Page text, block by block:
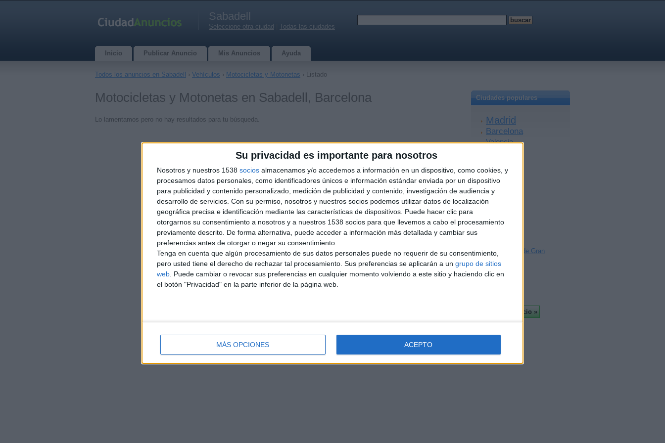
Su privacidad es importante para nosotros
Nosotros y nuestros 1538 socios almacenamos y/o accedemos a información en un dispositivo, como cookies, y
procesamos datos personales, como identificadores únicos e información estándar enviada por un dispositivo
para publicidad y contenido personalizado, medición de publicidad y contenido, investigación de audiencia y
desarrollo de servicios. Con su permiso, nosotros y nuestros socios podemos utilizar datos de localización
geográfica precisa e identificación mediante las características de dispositivos. Puede hacer clic para
otorgarnos su consentimiento a nosotros y a nuestros 1538 socios para que llevemos a cabo el procesamiento
previamente descrito. De forma alternativa, puede acceder a información más detallada y cambiar sus
preferencias antes de otorgar o negar su consentimiento.
Tenga en cuenta que algún procesamiento de sus datos personales puede no requerir de su consentimiento,
pero usted tiene el derecho de rechazar tal procesamiento. Sus preferencias se aplicarán a un grupo de sitios
web . Puede cambiar o revocar sus preferencias en cualquier momento volviendo a este sitio y haciendo clic en
el botón "Privacidad" en la parte inferior de la página web.
MÁS OPCIONES ACEPTO
Sabadell
Seleccione otra ciudad Todas las ciudades
Inicio Publicar Anuncio Mis Anuncios Ayuda
Todos los anuncios en Sabadell › Vehículos › Motocicletas y Motonetas › Listado
Motocicletas y Motonetas en Sabadell, Barcelona
Lo lamentamos pero no hay resultados para tu búsqueda.
Ciudades populares
Madrid
Barcelona
Valencia
Alicante
Zaragoza
Granada
A Coruña
Bilbao
Las Palmas de Gran
Canaria
Tarragona